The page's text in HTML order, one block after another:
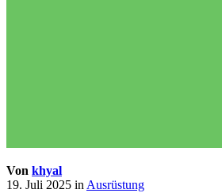
Von khyal
19. Juli 2025 inAusrüstung